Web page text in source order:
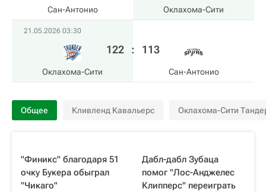
Сан-Антонио Оклахома-Сити
21.05.2026 03:30
Оклахома-Сити
122 : 113
Сан-Антонио
Общее Кливленд Кавальерс Оклахома-Сити
"Финикс" благодаря 51
очку Букера обыграл
"Чикаго"
Дабл-дабл Зубаца
помог "Лос-Анджелес
Клипперс" переиграть